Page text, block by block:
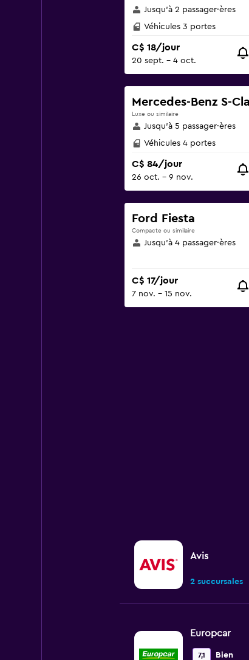
Jusqu’à 2 passager·ères
Véhicules 3 portes
C$ 18/jour
20 sept. - 4 oct.
Mercedes-Benz S-
Luxe ou similaire
Jusqu’à 5 passager·ères
Véhicules 4 portes
C$ 84/jour
26 oct. - 9 nov.
Ford Fiesta
Compacte ou similaire
Jusqu’à 4 passager·ères
C$ 17/jour
7 nov. - 15 nov.
Avis
2 succursales
Europcar
7,1 Bien